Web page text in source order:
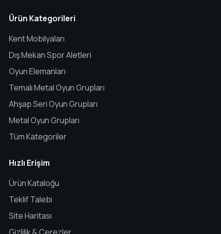
Ürün Kategorileri
Kent Mobilyaları
Dış Mekan Spor Aletleri
Oyun Elemanları
Temalı Metal Oyun Grupları
Ahşap Seri Oyun Grupları
Metal Oyun Grupları
Tüm Kategoriler
Hızlı Erişim
Ürün Kataloğu
Teklif Talebi
Site Haritası